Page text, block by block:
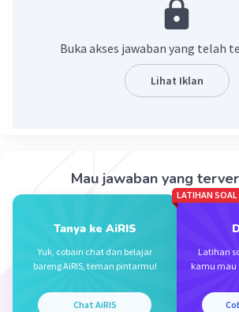
Buka akses jawaban yang telah
Lihat Iklan
Mau jawaban yang
Tanya ke AiRIS
Yuk, cobain chat dan belajar
bareng AiRIS, teman pintarmu!
Chat AiRIS
LATIHAN SOAL
Latihan
kamu mau